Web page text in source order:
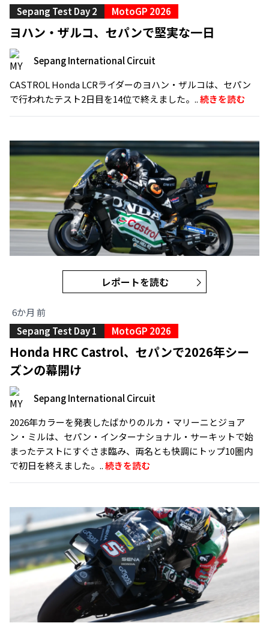
Sepang Test Day 2 MotoGP 2026
ヨハン・ザルコ、セパンで堅実な一日
Sepang International Circuit
CASTROL Honda LCRライダーのヨハン・ザルコは、セパン
で行われたテスト2日目を14位で終えました。..続きを読む
レポートを読む
6か月 前
Sepang Test Day 1
MotoGP 2026
Honda HRC Castrol、セパンで2026年シー
ズンの幕開け
Sepang International Circuit
2026年カラーを発表したばかりのルカ・マリーニとジョア
ン・ミルは、セパン・インターナショナル・サーキットで始
まったテストにすぐさま臨み、両名とも快調にトップ10圏内
で初日を終えました。..続きを読む